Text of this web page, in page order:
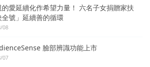
的愛延續化作希望力量！ 六名子女捐贈家扶
全號」延續善的循環
08
臉部辨識功能上市
07